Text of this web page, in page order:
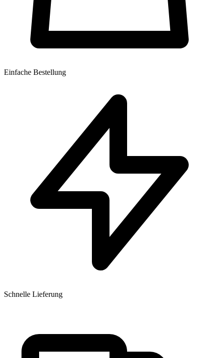
Einfache Bestellung
Schnelle Lieferung